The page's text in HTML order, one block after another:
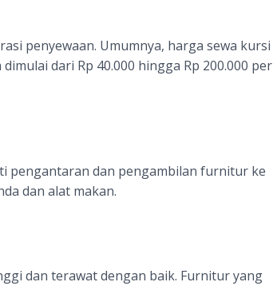
penyewaan. Umumnya, harga sewa kursi
dari Rp 40.000 hingga Rp 200.000 per
pengantaran dan pengambilan furnitur ke
dan alat makan.
dan terawat dengan baik. Furnitur yang